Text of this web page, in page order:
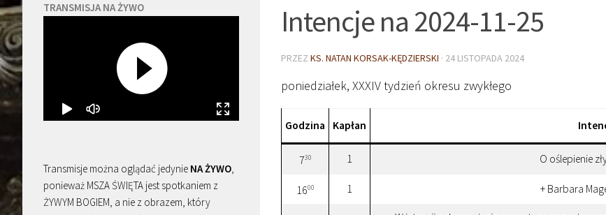
Intencje na 2024-11-25
PRZEZ KS. NATAN KORSAK-KĘDZIERSKI · 24 LISTOPADA 2024
poniedziałek, XXXIV tydzień okresu zwykłego
Godzina Kapłan
730 1 O oślepienie
1600 1 + Barbara
TRANSMISJA NA ŻYWO
Transmisje można oglądać jedynie NA ŻYWO,
ponieważ MSZA ŚWIĘTA jest spotkaniem z
ŻYWYM BOGIEM, a nie z obrazem, który